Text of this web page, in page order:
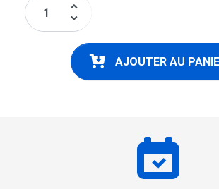
keyboard_arrow_up
keyboard_arrow_down
AJOUTER AU